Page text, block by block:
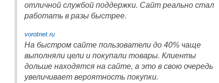
отличной службой поддержки. Сайт реально стал
работать в разы быстрее.
vorotnet.ru
На быстром сайте пользователи до 40% чаще
выполняли цели и покупали товары. Клиенты
дольше находятся на сайте, а это в свою очередь
увеличивает вероятность покупки.